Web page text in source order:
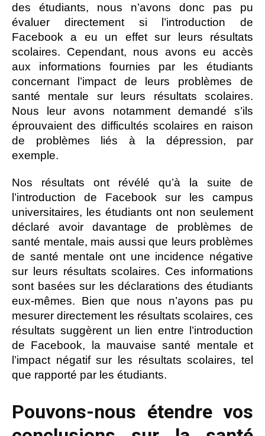
des étudiants, nous n’avons donc pas pu
évaluer directement si l’introduction de
Facebook a eu un effet sur leurs résultats
scolaires. Cependant, nous avons eu accès
aux informations fournies par les étudiants
concernant l’impact de leurs problèmes de
santé mentale sur leurs résultats scolaires.
Nous leur avons notamment demandé s’ils
éprouvaient des difficultés scolaires en raison
de problèmes liés à la dépression, par
exemple.
Nos résultats ont révélé qu’à la suite de
l’introduction de Facebook sur les campus
universitaires, les étudiants ont non seulement
déclaré avoir davantage de problèmes de
santé mentale, mais aussi que leurs problèmes
de santé mentale ont une incidence négative
sur leurs résultats scolaires. Ces informations
sont basées sur les déclarations des étudiants
eux-mêmes. Bien que nous n’ayons pas pu
mesurer directement les résultats scolaires, ces
résultats suggèrent un lien entre l’introduction
de Facebook, la mauvaise santé mentale et
l’impact négatif sur les résultats scolaires, tel
que rapporté par les étudiants.
Pouvons-nous étendre vos